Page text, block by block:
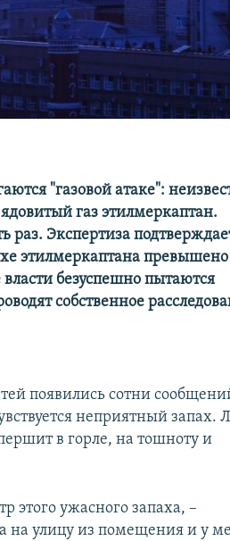
"газовой атаке":
газ этилмеркаптан.
раз. Экспертиза
этилмеркаптана превышено
безуспешно пытаются
собственное
появились сотни
неприятный запах.
в горле, на тошноту и
этого ужасного запаха, –
на улицу из помещения и у